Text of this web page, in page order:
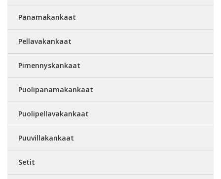
Panamakankaat
Pellavakankaat
Pimennyskankaat
Puolipanamakankaat
Puolipellavakankaat
Puuvillakankaat
Setit